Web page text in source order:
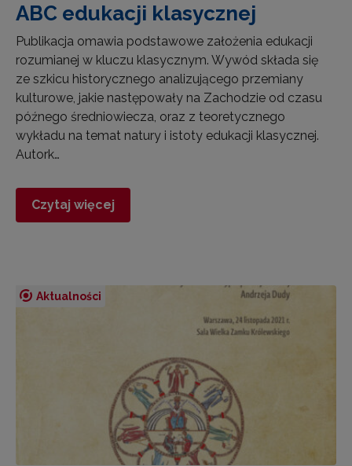
ABC edukacji klasycznej
Publikacja omawia podstawowe założenia edukacji
rozumianej w kluczu klasycznym. Wywód składa się
ze szkicu historycznego analizującego przemiany
kulturowe, jakie następowały na Zachodzie od czasu
późnego średniowiecza, oraz z teoretycznego
wykładu na temat natury i istoty edukacji klasycznej.
Autork…
Czytaj więcej
Aktualności